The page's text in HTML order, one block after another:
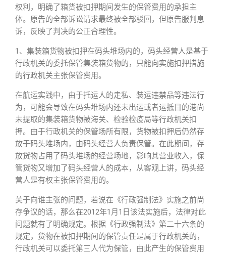
权利，明确了箱货被扣押期间发生的保管费用的承担主
体。原告的全部诉讼请求最终被全部驳回，但原告服判息
诉，反映了判决的公正合理性。
1、集装箱货物被扣押在码头堆场内的，码头经营人是基于
行政机关的委托保管集装箱货物的，只能向实施扣押措施
的行政机关主张保管费用。
在航运实践中，由于托运人的走私、装运违禁品等违法行
为，可能会导致在码头堆场内还未出运或者运抵目的港尚
未提取的集装箱货物被海关、检验检疫局等行政机关扣
押。由于行政机关的保管场所有限，货物被扣押后仍然存
放于码头堆场内，由码头经营人负责保管。在此期间，存
放货物占用了码头堆场的经营场地，影响其营业收入，保
管货物又增加了码头经营人的成本，从客观上讲，码头经
营人是有权主张保管费用的。
关于向谁主张的问题，若说在《行政强制法》实施之前尚
存争议的话，那么在2012年1月1日该法实施后，法律对此
问题就有了明确规定。根据《行政强制法》第二十六条的
规定，货物在被扣押期间的保管责任是属于行政机关的，
行政机关可以委托第三人代为保管，由此产生的保管费用